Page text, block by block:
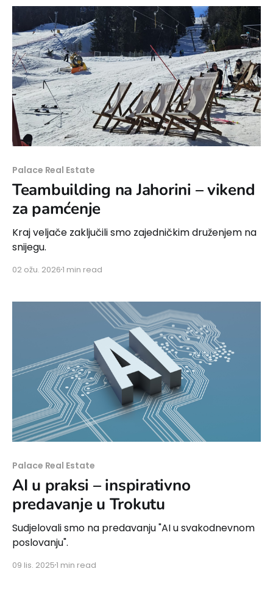
Palace Real Estate
Teambuilding na Jahorini – vikend
za pamćenje
Kraj veljače zaključili smo zajedničkim druženjem na
snijegu.
02 ožu. 20261 min read
Palace Real Estate
AI u praksi – inspirativno
predavanje u Trokutu
Sudjelovali smo na predavanju "AI u svakodnevnom
poslovanju".
09 lis. 20251 min read